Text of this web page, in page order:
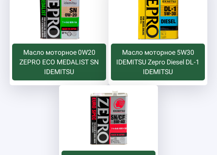
Масло моторное 0W20
ZEPRO ECO MEDALIST SN
IDEMITSU
Масло моторное 5W30
IDEMITSU Zepro Diesel DL-1
IDEMITSU